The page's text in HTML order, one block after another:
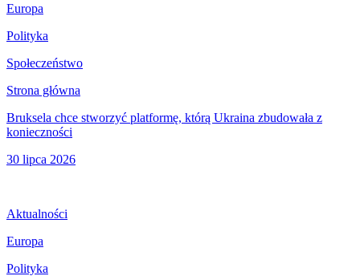
Europa
Polityka
Społeczeństwo
Strona główna
Bruksela chce stworzyć platformę, którą Ukraina zbudowała z
konieczności
30 lipca 2026
Aktualności
Europa
Polityka